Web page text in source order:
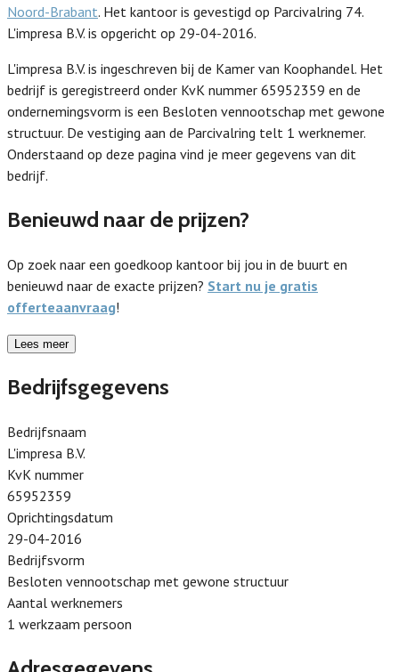
Noord-Brabant. Het kantoor is gevestigd op Parcivalring 74.
L'impresa B.V. is opgericht op 29-04-2016.
L'impresa B.V. is ingeschreven bij de Kamer van Koophandel. Het
bedrijf is geregistreerd onder KvK nummer 65952359 en de
ondernemingsvorm is een Besloten vennootschap met gewone
structuur. De vestiging aan de Parcivalring telt 1 werknemer.
Onderstaand op deze pagina vind je meer gegevens van dit
bedrijf.
Benieuwd naar de prijzen?
Op zoek naar een goedkoop kantoor bij jou in de buurt en
benieuwd naar de exacte prijzen? Start nu je gratis
offerteaanvraag!
Lees meer
Bedrijfsgegevens
Bedrijfsnaam
L'impresa B.V.
KvK nummer
65952359
Oprichtingsdatum
29-04-2016
Bedrijfsvorm
Besloten vennootschap met gewone structuur
Aantal werknemers
1 werkzaam persoon